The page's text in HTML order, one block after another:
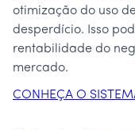
otimização do uso
desperdício. Isso
rentabilidade do
mercado.
CONHEÇA O